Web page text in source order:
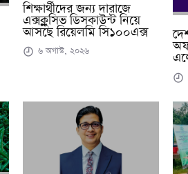
শিক্ষার্থীদের জন্য দারাজে
এক্সক্লুসিভ ডিসকাউন্ট নিয়ে
আসছে রিয়েলমি সি১০০এক্স
৬ অগাস্ট, ২০২৬